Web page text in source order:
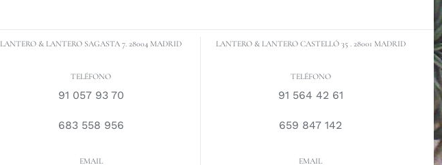
LANTERO & LANTERO SAGASTA 7. 28004 MADRID
TELÉFONO
91 057 93 70
683 558 956
EMAIL
LANTERO & LANTERO CASTELLÓ 35 . 28001 MADRID
TELÉFONO
91 564 42 61
659 847 142
EMAIL